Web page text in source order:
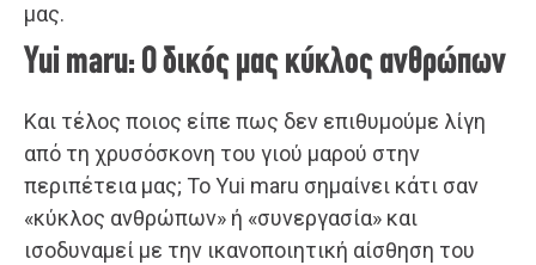
μας.
Yui maru: Ο δικός μας κύκλος ανθρώπων
Και τέλος ποιος είπε πως δεν επιθυμούμε λίγη
από τη χρυσόσκονη του γιού μαρού στην
περιπέτεια μας; Το Yui maru σημαίνει κάτι σαν
«κύκλος ανθρώπων» ή «συνεργασία» και
ισοδυναμεί με την ικανοποιητική αίσθηση του